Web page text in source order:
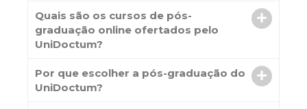
Quais são os cursos de pós-
graduação online ofertados pelo
UniDoctum?
Por que escolher a pós-graduação do
UniDoctum?